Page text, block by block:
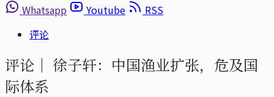
Whatsapp
Youtube
RSS
评论
评论｜ 徐子轩：中国渔业扩张，危及国
际体系